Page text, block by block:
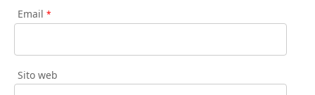
Email *
Sito web